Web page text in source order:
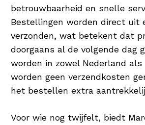
betrouwbaarheid en snelle
Bestellingen worden direct uit
verzonden, wat betekent dat
doorgaans al de volgende dag
worden in zowel Nederland als
worden geen verzendkosten
het bestellen extra
Voor wie nog twijfelt, biedt